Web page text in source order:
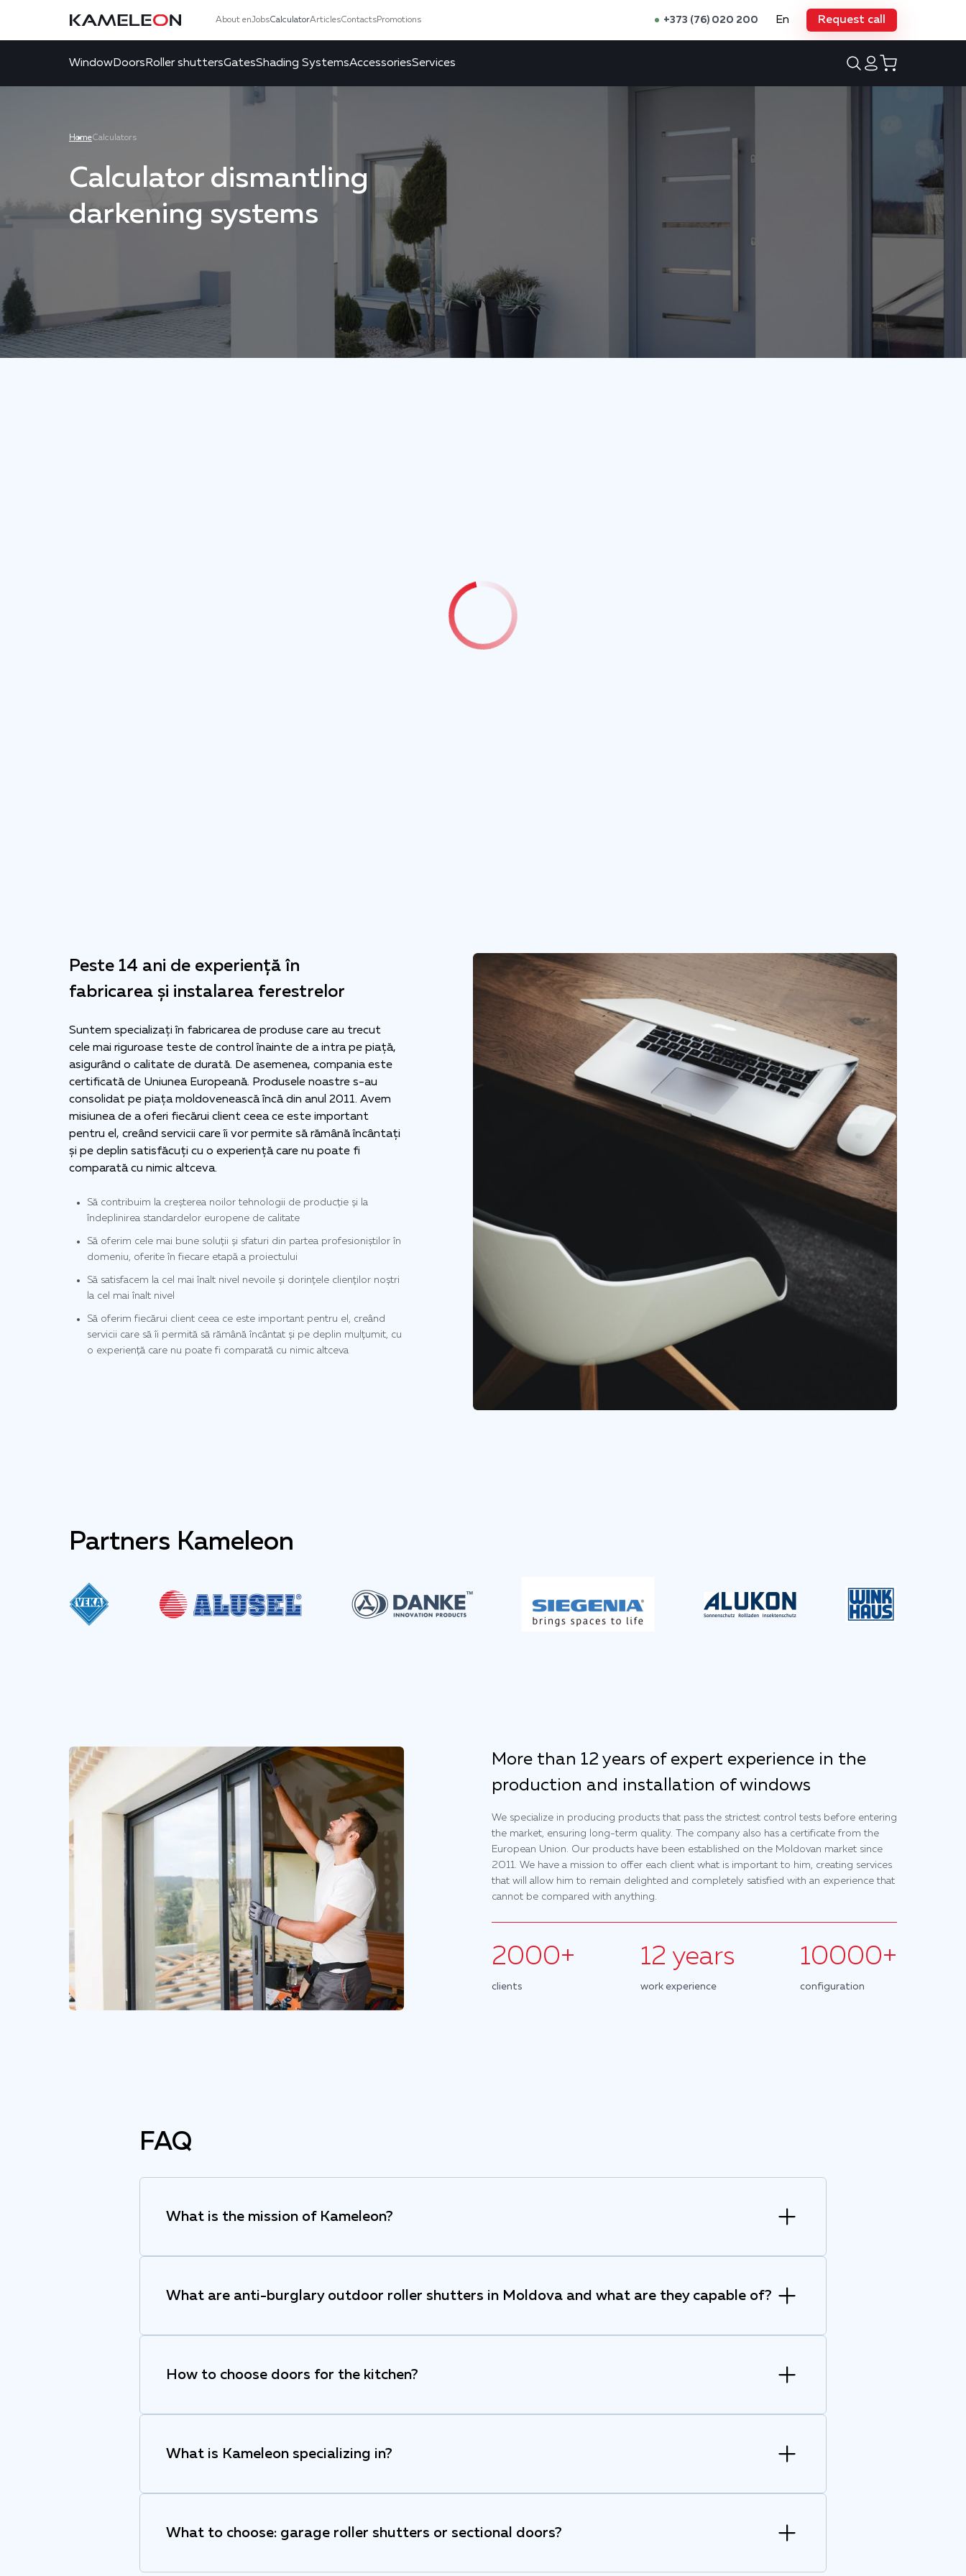
About enJobsCalculatorArticlesContactsPromotions +373 (76) 020 200 En Request call
WindowDoors Roller shuttersGatesShading SystemsAccessoriesServices
HomeCalculators
Calculator dismantling
darkening systems
Peste 14 ani de experiență în
fabricarea și instalarea ferestrelor
Suntem specializați în fabricarea de produse care au trecut
cele mai riguroase teste de control înainte de a intra pe piață,
asigurând o calitate de durată. De asemenea, compania este
certificată de Uniunea Europeană. Produsele noastre s-au
consolidat pe piața moldovenească încă din anul 2011. Avem
misiunea de a oferi fiecărui client ceea ce este important
pentru el, creând servicii care îi vor permite să rămână încântați
și pe deplin satisfăcuți cu o experiență care nu poate fi
comparată cu nimic altceva.
Să contribuim la creșterea noilor tehnologii de producție și la
îndeplinirea standardelor europene de calitate
Să oferim cele mai bune soluții și sfaturi din partea profesioniștilor în
domeniu, oferite în fiecare etapă a proiectului
Să satisfacem la cel mai înalt nivel nevoile și dorințele clienților noștri
la cel mai înalt nivel
Să oferim fiecărui client ceea ce este important pentru el, creând
servicii care să îi permită să rămână încântat și pe deplin mulțumit, cu
o experiență care nu poate fi comparată cu nimic altceva
Partners Kameleon
More than 12 years of expert experience in the
production and installation of windows
We specialize in producing products that pass the strictest control tests before entering
the market, ensuring long-term quality. The company also has a certificate from the
European Union. Our products have been established on the Moldovan market since
2011. We have a mission to offer each client what is important to him, creating services
that will allow him to remain delighted and completely satisfied with an experience that
cannot be compared with anything.
2000+
clients
12 years
work experience
10000+
configuration
FAQ
What is the mission of Kameleon?
What are anti-burglary outdoor roller shutters in Moldova and what are they capable of?
How to choose doors for the kitchen?
What is Kameleon specializing in?
What to choose: garage roller shutters or sectional doors?